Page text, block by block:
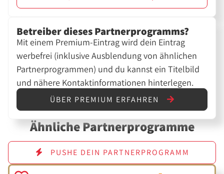
Betreiber dieses Partnerprogramms?
Mit einem Premium-Eintrag wird dein Eintrag
werbefrei (inklusive Ausblendung von ähnlichen
Partnerprogrammen) und du kannst ein Titelbild
und nähere Kontaktinformationen hinterlegen.
ÜBER PREMIUM ERFAHREN
Ähnliche Partnerprogramme
PUSHE DEIN PARTNERPROGRAMM